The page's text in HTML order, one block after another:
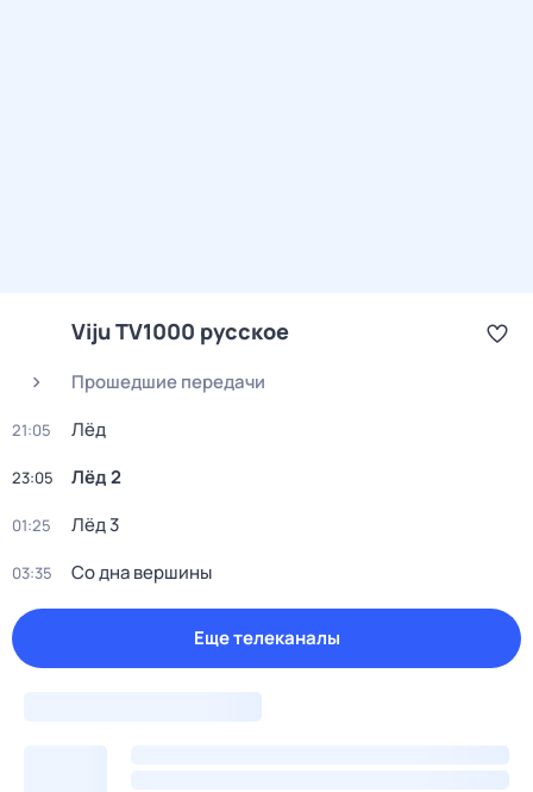
Viju TV1000 русское
Прошедшие передачи
21:05 Лёд
23:05 Лёд 2
01:25 Лёд 3
03:35 Со дна вершины
Еще телеканалы